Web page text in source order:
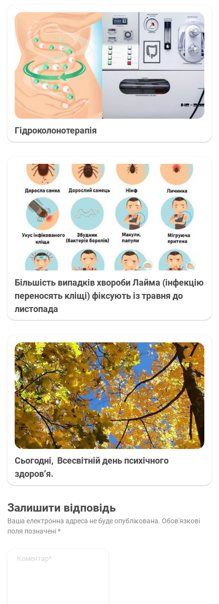
Гідроколонотерапія
Більшість випадків хвороби Лайма (інфекцію
переносять кліщі) фіксують із травня до
листопада
Cьогодні, Всесвітній день психічного
здоров’я.
Залишити відповідь
Ваша електронна адреса не буде опублікована. Обов'язкові
поля позначені*